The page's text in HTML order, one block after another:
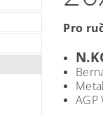
Pro
AGP